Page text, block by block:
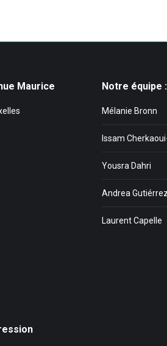
Maurice Notre équipe
Mélanie Bronn
Issam
Yousra Dahri
Andrea Gutiérrez
Laurent Capelle